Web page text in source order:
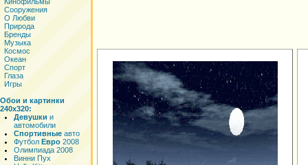
Сооружения
О Любви
Природа
Бренды
Музыка
Космос
Океан
Спорт
Глаза
Игры
Обои и картинки
240x320:
Девушки и
автомобили
Спортивные авто
Футбол Евро 2008
Олимпиада 2008
Винни Пух